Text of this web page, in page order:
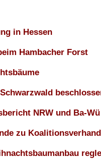
in Hessen
Hambacher Forst
NRW und Ba-Wü
zu